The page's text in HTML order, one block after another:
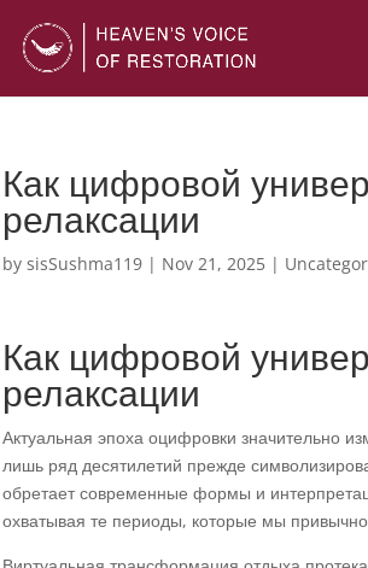
Как цифровой
релаксации
bysisSushma119 | Nov 21, 2025 |
Как цифровой
релаксации
Актуальная эпоха оцифровки значительно
лишь ряд десятилетий прежде
обретает современные формы и
охватывая те периоды, которые мы